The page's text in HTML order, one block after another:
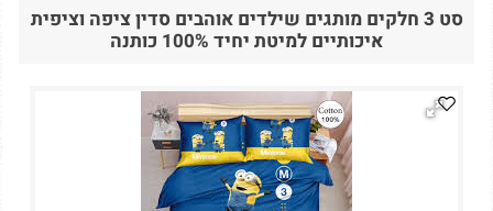
סט 3 חלקים מותגים שילדים אוהבים סדין ציפה וציפית
איכותיים למיטת יחיד 100% כותנה